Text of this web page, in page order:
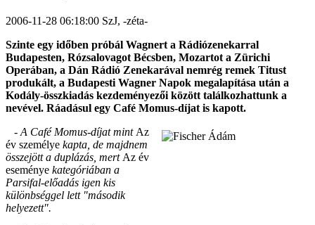
2006-11-28 06:18:00 SzJ, -zéta-
Szinte egy időben próbál Wagnert a Rádiózenekarral
Budapesten, Rózsalovagot Bécsben, Mozartot a Zürichi
Operában, a Dán Rádió Zenekarával nemrég remek Titust
produkált, a Budapesti Wagner Napok megalapítása után a
Kodály-összkiadás kezdeményezői között találkozhattunk a
nevével. Ráadásul egy Café Momus-díjat is kapott.
- A Café Momus-díjat mintAz
év személye kapta, de majdnem
összejött a duplázás, mertAz év
eseménye kategóriában a
Parsifal-előadás igen kis
különbséggel lett "második
helyezett".